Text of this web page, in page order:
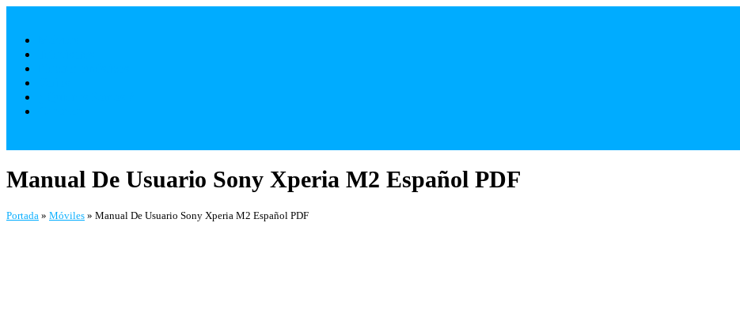
contenido
Manual De Usuario Sony Xperia M2 Español PDF
Portada » Móviles » Manual De Usuario Sony Xperia M2 Español PDF